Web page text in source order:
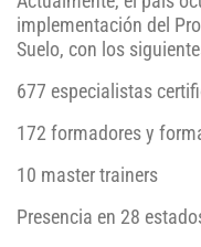
implementación del
Suelo, con los
677 especialistas
172 formadores y
10 master trainers
Presencia en 28